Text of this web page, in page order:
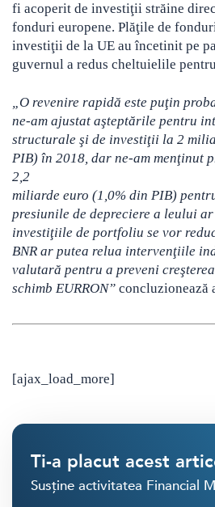
fi acoperit de investiţii străine
fonduri europene. Plăţile de
investiţii de la UE au încetinit pe
guvernul a redus cheltuielile
„O revenire rapidă este puţin
ne-am ajustat aşteptările pentru
structurale şi de investiţii la 2
PIB) în 2018, dar ne-am menţinut
2,2
miliarde euro (1,0% din PIB)
presiunile de depreciere a leului
investiţiile de portfoliu se vor
BNR ar putea relua intervenţiile
valutară pentru a preveni
schimb EURRON” concluzionează
[ajax_load_more]
Ti-a placut acest
Susține activitatea Financial